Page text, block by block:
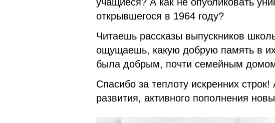
открывшегося в 1964 году?
Читаешь рассказы выпускников
ощущаешь, какую добрую память в
была добрым, почти семейным
Спасибо за теплоту искренних
развития, активного пополнения